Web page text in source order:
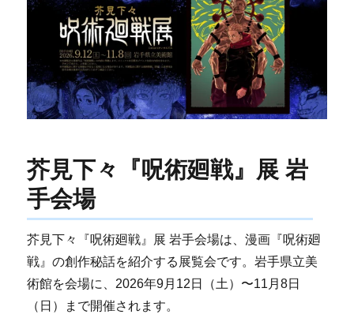
芥見下々『呪術廻戦』展 岩
手会場
芥見下々『呪術廻戦』展 岩手会場は、漫画『呪術廻
戦』の創作秘話を紹介する展覧会です。岩手県立美
術館を会場に、2026年9月12日（土）〜11月8日
（日）まで開催されます。